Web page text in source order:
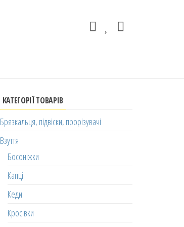
КАТЕГОРІЇ ТОВАРІВ
Брязкальця, підвіски, прорізувачі
Взуття
Босоніжки
Капці
Кеди
Кросівки